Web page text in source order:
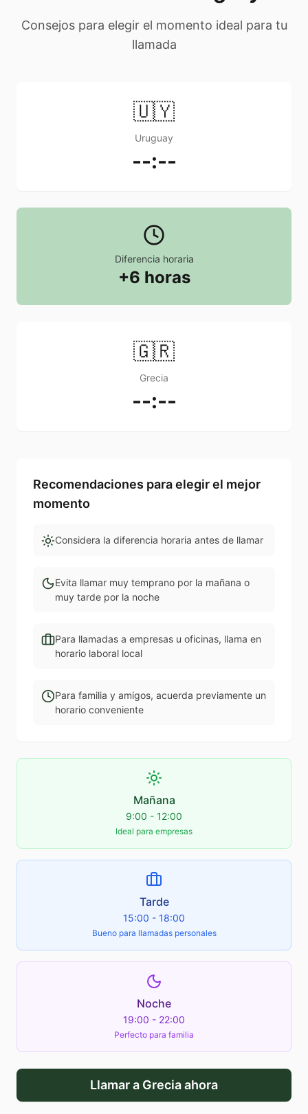
Consejos para elegir el momento ideal para tu
llamada
🇺🇾
Uruguay
--:--
Diferencia horaria
+6 horas
🇬🇷
Grecia
--:--
Recomendaciones para elegir el mejor
momento
Considera la diferencia horaria antes de llamar
Evita llamar muy temprano por la mañana o
muy tarde por la noche
Para llamadas a empresas u oficinas, llama en
horario laboral local
Para familia y amigos, acuerda previamente un
horario conveniente
Mañana
9:00 - 12:00
Ideal para empresas
Tarde
15:00 - 18:00
Bueno para llamadas personales
Noche
19:00 - 22:00
Perfecto para familia
Llamar a Greciaahora